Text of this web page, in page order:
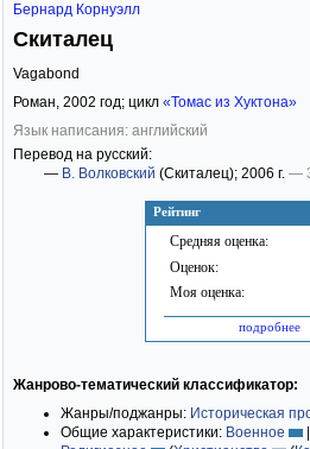
Рейтинг
Средняя оценка:
Оценок:
Моя оценка:
подробнее
Бернард Корнуэлл
Скиталец
Vagabond
Роман, 2002 год; цикл «Томас из Хуктона»
Язык написания: английский
Перевод на русский:
— В. Волковский (Скиталец); 2006 г. —
Жанрово-тематический классификатор:
Жанры/поджанры: Историческая
Общие характеристики: Военное |